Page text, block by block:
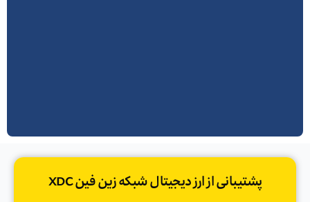
پشتیبانی از ارز ديجيتال شبکه زین فین XDC